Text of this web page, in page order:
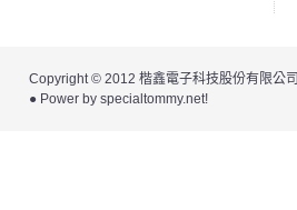
Copyright © 2012 楷鑫電子科技股份有限公司
● Power by specialtommy.net!